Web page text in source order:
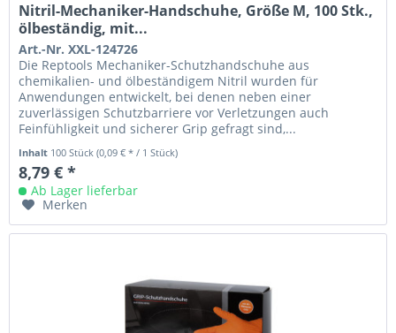
Nitril-Mechaniker-Handschuhe, Größe M, 100 Stk.,
ölbeständig, mit...
Art.-Nr. XXL-124726
Die Reptools Mechaniker-Schutzhandschuhe aus
chemikalien- und ölbeständigem Nitril wurden für
Anwendungen entwickelt, bei denen neben einer
zuverlässigen Schutzbarriere vor Verletzungen auch
Feinfühligkeit und sicherer Grip gefragt sind,...
Inhalt 100 Stück(0,09 € * / 1 Stück)
8,79 € *
Ab Lager lieferbar
Merken